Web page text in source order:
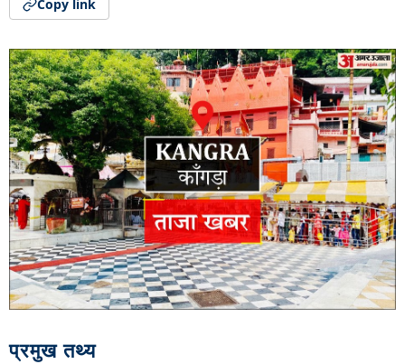
Copy link
प्रमुख तथ्य